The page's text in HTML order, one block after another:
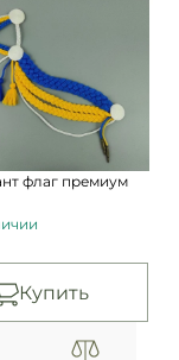
флаг премиум
Купить